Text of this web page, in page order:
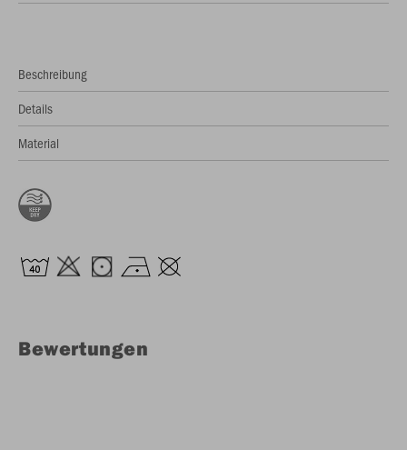
Beschreibung
Details
Material
Bewertungen